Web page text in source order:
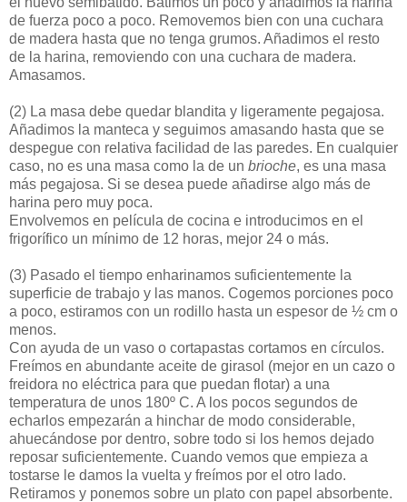
de fuerza poco a poco. Removemos bien con una cuchara
de madera hasta que no tenga grumos. Añadimos el resto
de la harina, removiendo con una cuchara de madera.
Amasamos.
(2) La masa debe quedar blandita y ligeramente pegajosa.
Añadimos la manteca y seguimos amasando hasta que se
despegue con relativa facilidad de las paredes. En cualquier
caso, no es una masa como la de un brioche, es una masa
más pegajosa. Si se desea puede añadirse algo más de
harina pero muy poca.
Envolvemos en película de cocina e introducimos en el
frigorífico un mínimo de 12 horas, mejor 24 o más.
(3) Pasado el tiempo enharinamos suficientemente la
superficie de trabajo y las manos. Cogemos porciones poco
a poco, estiramos con un rodillo hasta un espesor de ½ cm o
menos.
Con ayuda de un vaso o cortapastas cortamos en círculos.
Freímos en abundante aceite de girasol (mejor en un cazo o
freidora no eléctrica para que puedan flotar) a una
temperatura de unos 180º C. A los pocos segundos de
echarlos empezarán a hinchar de modo considerable,
ahuecándose por dentro, sobre todo si los hemos dejado
reposar suficientemente. Cuando vemos que empieza a
tostarse le damos la vuelta y freímos por el otro lado.
Retiramos y ponemos sobre un plato con papel absorbente.